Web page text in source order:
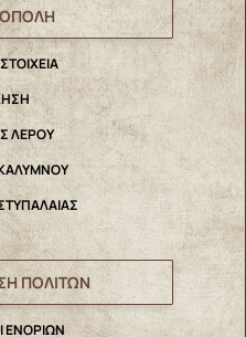
ΛΕΡΟΥ
ΠΟΛΙΤΩΝ
ΕΝΟΡΙΩΝ